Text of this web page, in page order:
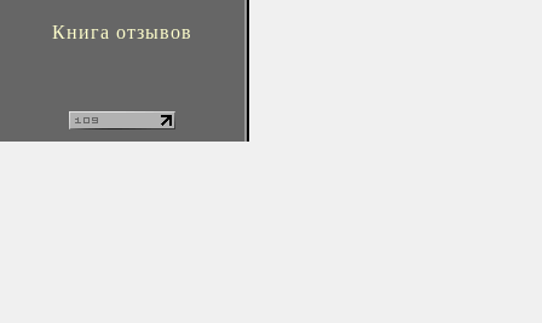
Книга отзывов